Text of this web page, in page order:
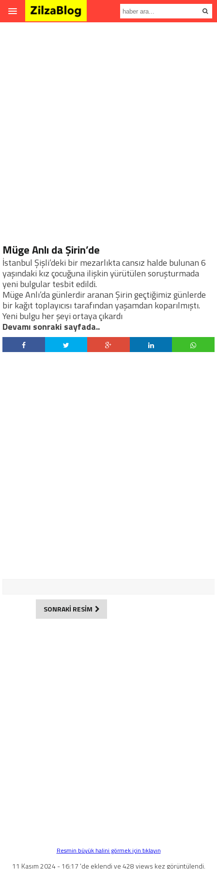
Müge Anlı da Şirin’de
İstanbul Şişli’deki bir mezarlıkta cansız halde bulunan 6
yaşındaki kız çocuğuna ilişkin yürütülen soruşturmada
yeni bulgular tesbit edildi.
Müge Anlı’da günlerdir aranan Şirin geçtiğimiz günlerde
bir kağıt toplayıcısı tarafından yaşamdan koparılmıştı.
Yeni bulgu her şeyi ortaya çıkardı
Devamı sonraki sayfada..
SONRAKİ RESİM
Resmin büyük halini görmek için tıklayın
11 Kasım 2024 - 16:17 'de eklendi ve 428 views kez görüntülendi.